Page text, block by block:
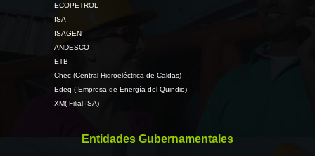
ECOPETROL
ISA
ISAGEN
ANDESCO
ETB
Chec (Central Hidroeléctrica de Caldas)
Edeq ( Empresa de Energía del Quindio)
XM( Filial ISA)
Entidades Gubernamentales